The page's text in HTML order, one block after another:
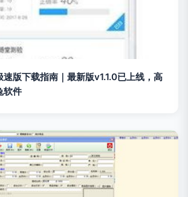
速版下载指南｜最新版v1.1.0已上线，高
软件